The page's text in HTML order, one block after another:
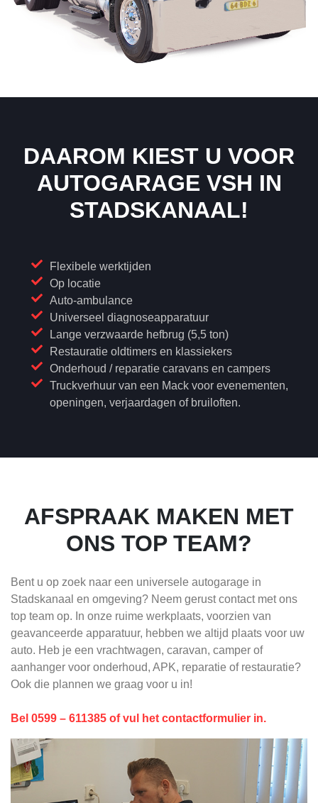
DAAROM KIEST U VOOR
AUTOGARAGE VSH IN
STADSKANAAL!
Flexibele werktijden
Op locatie
Auto-ambulance
Universeel diagnoseapparatuur
Lange verzwaarde hefbrug (5,5 ton)
Restauratie oldtimers en klassiekers
Onderhoud / reparatie caravans en campers
Truckverhuur van een Mack voor evenementen,
openingen, verjaardagen of bruiloften.
AFSPRAAK MAKEN MET
ONS TOP TEAM?
Bent u op zoek naar een universele autogarage in
Stadskanaal en omgeving? Neem gerust contact met ons
top team op. In onze ruime werkplaats, voorzien van
geavanceerde apparatuur, hebben we altijd plaats voor uw
auto. Heb je een vrachtwagen, caravan, camper of
aanhanger voor onderhoud, APK, reparatie of restauratie?
Ook die plannen we graag voor u in!
Bel 0599 – 611385 of vul het contactformulier in.